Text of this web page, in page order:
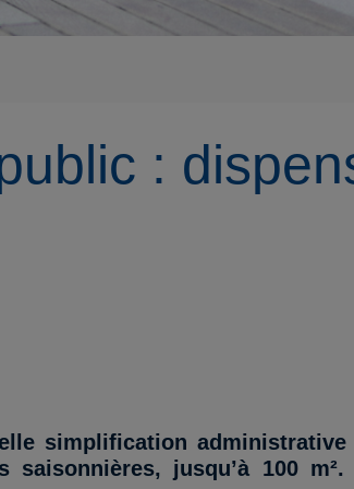
:
simplification
jusqu’à 100 m².